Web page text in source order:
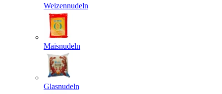
Weizennudeln
Maisnudeln
Glasnudeln